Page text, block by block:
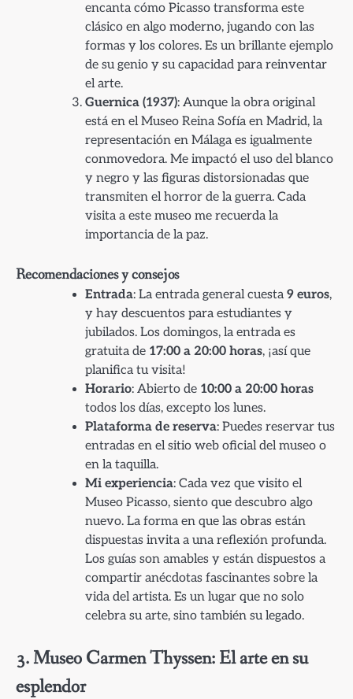
encanta cómo Picasso transforma este
clásico en algo moderno, jugando con las
formas y los colores. Es un brillante ejemplo
de su genio y su capacidad para reinventar
el arte.
Guernica (1937): Aunque la obra original
está en el Museo Reina Sofía en Madrid, la
representación en Málaga es igualmente
conmovedora. Me impactó el uso del blanco
y negro y las figuras distorsionadas que
transmiten el horror de la guerra. Cada
visita a este museo me recuerda la
importancia de la paz.
Recomendaciones y consejos
Entrada: La entrada general cuesta 9 euros,
y hay descuentos para estudiantes y
jubilados. Los domingos, la entrada es
gratuita de 17:00 a 20:00 horas, ¡así que
planifica tu visita!
Horario: Abierto de 10:00 a 20:00 horas
todos los días, excepto los lunes.
Plataforma de reserva: Puedes reservar tus
entradas en el sitio web oficial del museo o
en la taquilla.
Mi experiencia: Cada vez que visito el
Museo Picasso, siento que descubro algo
nuevo. La forma en que las obras están
dispuestas invita a una reflexión profunda.
Los guías son amables y están dispuestos a
compartir anécdotas fascinantes sobre la
vida del artista. Es un lugar que no solo
celebra su arte, sino también su legado.
3. Museo Carmen Thyssen: El arte en su
esplendor